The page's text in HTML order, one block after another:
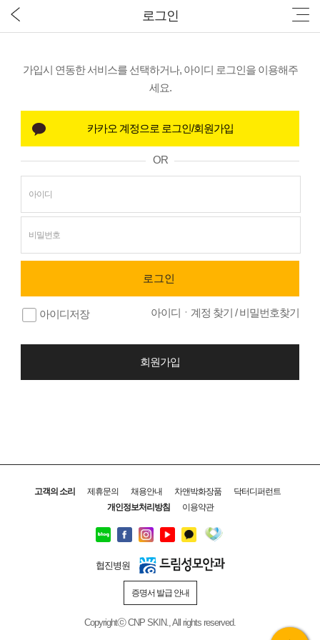
로그인
가입시 연동한 서비스를 선택하거나, 아이디 로그인을 이용해주
세요.
OR
아이디저장 아이디ㆍ계정 찾기 /비밀번호찾기
회원가입
고객의 소리 제휴문의 채용안내 차앤박화장품
닥터디퍼런트
개인정보처리방침
이용약관
협진병원
증명서 발급 안내
Copyrightⓒ CNP SKIN., All rights reserved.